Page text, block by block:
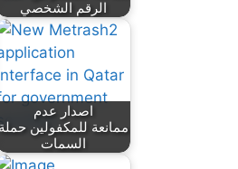
الرقم الشخصي
اصدار عدم
ممانعة للمكفولين حملة
السمات